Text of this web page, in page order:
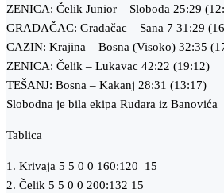
ZENICA: Čelik Junior – Sloboda 25:29
GRADAČAC: Gradačac – Sana 7 31:29
CAZIN: Krajina – Bosna (Visoko) 32:35
ZENICA: Čelik – Lukavac 42:22 (19:12)
TEŠANJ: Bosna – Kakanj 28:31 (13:17)
Slobodna je bila ekipa Rudara iz Banovića
Tablica
1. Krivaja 5 5 0 0 160:120 15
2. Čelik 5 5 0 0 200:132 15